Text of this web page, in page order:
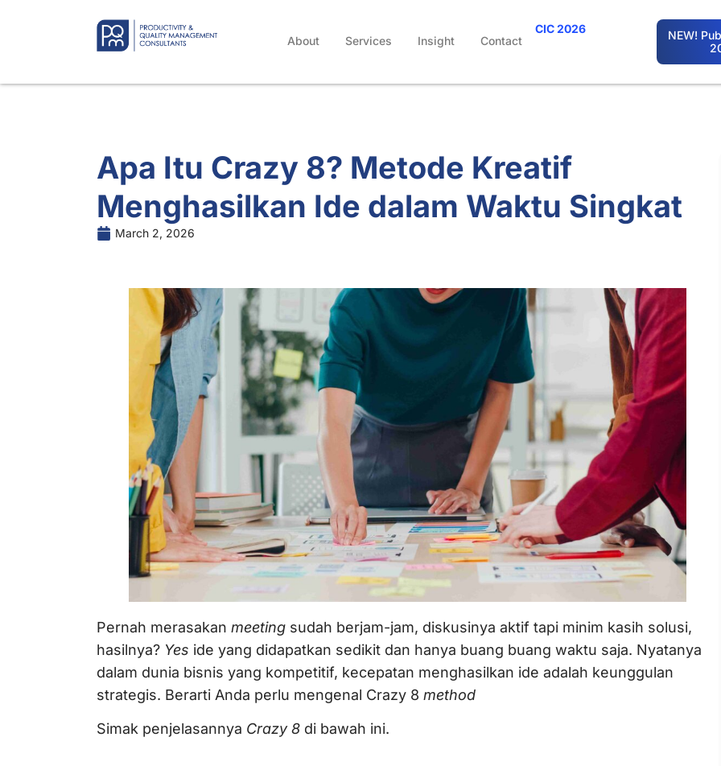
About Services Insight Contact
CIC 2026
NEW!
Apa Itu Crazy 8? Metode Kreatif
Menghasilkan Ide dalam Waktu Singkat
March 2, 2026
Pernah merasakan meeting sudah berjam-jam, diskusinya aktif tapi minim kasih solusi,
hasilnya? Yes ide yang didapatkan sedikit dan hanya buang buang waktu saja. Nyatanya
dalam dunia bisnis yang kompetitif, kecepatan menghasilkan ide adalah keunggulan
strategis. Berarti Anda perlu mengenal Crazy 8 method
Simak penjelasannya Crazy 8 di bawah ini.